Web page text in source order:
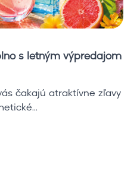
s letným výpredajom
čakajú atraktívne zľavy